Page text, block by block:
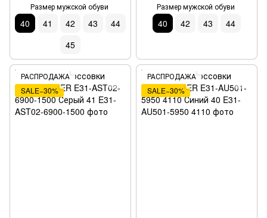
Размер мужской обуви
40 41 42 43
44
45
Размер мужской обуви
40 42 43 44
РАСПРОДАЖА
SALE−30%
РАСПРОДАЖА
SALE−30%